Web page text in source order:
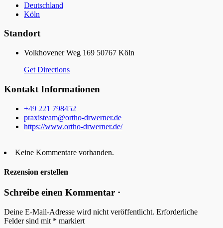
Deutschland
Köln
Standort
Volkhovener Weg 169 50767 Köln
Get Directions
Kontakt Informationen
+49 221 798452
praxisteam@ortho-drwerner.de
https://www.ortho-drwerner.de/
Keine Kommentare vorhanden.
Rezension erstellen
Schreibe einen Kommentar ·
Deine E-Mail-Adresse wird nicht veröffentlicht. Erforderliche
Felder sind mit * markiert